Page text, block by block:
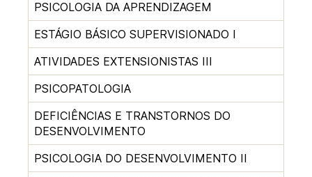
PSICOLOGIA DA APRENDIZAGEM
ESTÁGIO BÁSICO SUPERVISIONADO I
ATIVIDADES EXTENSIONISTAS III
PSICOPATOLOGIA
DEFICIÊNCIAS E TRANSTORNOS DO
DESENVOLVIMENTO
PSICOLOGIA DO DESENVOLVIMENTO II